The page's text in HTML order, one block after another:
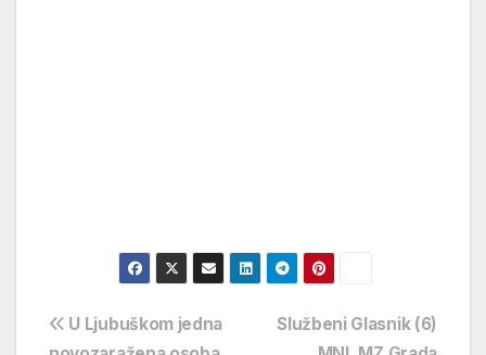
Navigacija
Službeni Glasnik (6)
U Ljubuškom jedna